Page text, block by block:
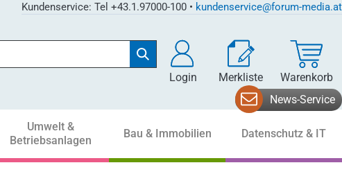
Kundenservice: Tel +43.1.97000-100 • kundenservice@forum-media.at
Login Merkliste Warenkorb
News-Service
Umwelt &
Betriebsanlagen
Bau & Immobilien Datenschutz & IT